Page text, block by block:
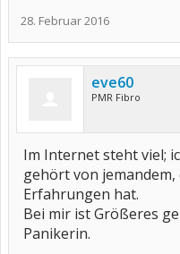
28. Februar 2016
eve60
PMR Fibro
Im Internet steht viel;
gehört von jemandem,
Erfahrungen hat.
Bei mir ist Größeres
Panikerin.